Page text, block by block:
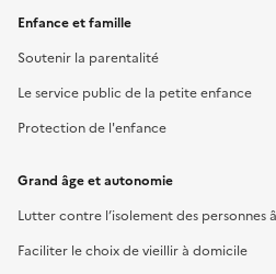
Enfance et famille
Soutenir la parentalité
Le service public de la petite enfance
Protection de l'enfance
Grand âge et autonomie
Lutter contre l’isolement des personnes
Faciliter le choix de vieillir à domicile